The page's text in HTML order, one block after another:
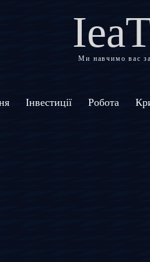
Ми навчимо вас
Інвестиції Робота